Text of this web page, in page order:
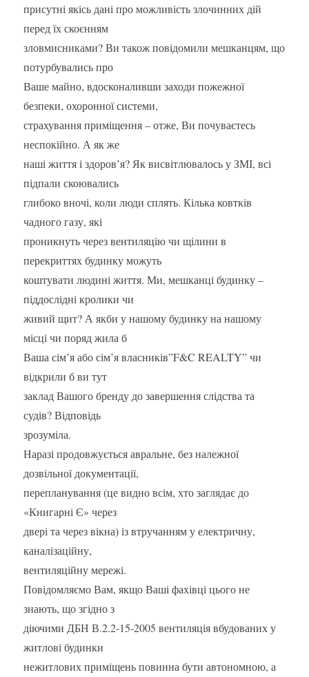
присутні якісь дані про можливість злочинних дій
перед їх скоєнням
зловмисниками? Ви також повідомили мешканцям, що
потурбувались про
Ваше майно, вдосконаливши заходи пожежної
безпеки, охоронної системи,
страхування приміщення – отже, Ви почуваєтесь
неспокійно. А як же
наші життя і здоров’я? Як висвітлювалось у ЗМІ, всі
підпали скоювались
глибоко вночі, коли люди сплять. Кілька ковтків
чадного газу, які
проникнуть через вентиляцію чи щілини в
перекриттях будинку можуть
коштувати людині життя. Ми, мешканці будинку –
піддослідні кролики чи
живий щит? А якби у нашому будинку на нашому
місці чи поряд жила б
Ваша сім’я або сім’я власників”F&C REALTY” чи
відкрили б ви тут
заклад Вашого бренду до завершення слідства та
судів? Відповідь
зрозуміла.
Наразі продовжується авральне, без належної
дозвільної документації,
перепланування (це видно всім, хто заглядає до
«Книгарні Є» через
двері та через вікна) із втручанням у електричну,
каналізаційну,
вентиляційну мережі.
Повідомляємо Вам, якщо Ваші фахівці цього не
знають, що згідно з
діючими ДБН В.2.2-15-2005 вентиляція вбудованих у
житлові будинки
нежитлових приміщень повинна бути автономною, а